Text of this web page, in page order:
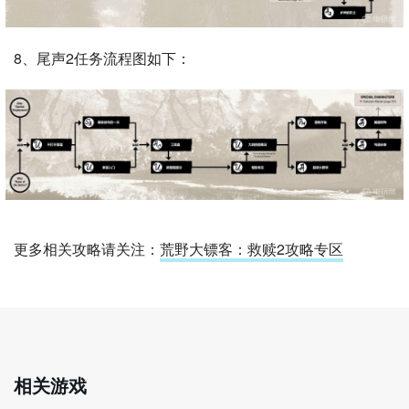
8、尾声2任务流程图如下：
更多相关攻略请关注： 荒野大镖客：救赎2攻略专区
相关游戏